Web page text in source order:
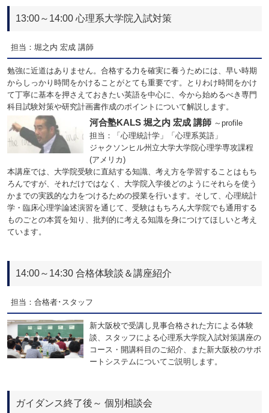
13:00～14:00 心理系大学院入試対策
担当：堀之内 宏成 講師
勉強に近道はありません。合格する力を確実に養うためには、早い時期
からしっかり時間をかけることがとても重要です。とりわけ時間をかけ
て丁寧に基本を押さえておきたい英語を中心に、今から始めるべき専門
科目試験対策や研究計画書作成のポイントについて解説します。
河合塾KALS 堀之内 宏成 講師 ～profile
担当：「心理統計学」「心理系英語」
ジャクソンヒル州立大学大学院心理学専攻課程
(アメリカ)
本講座では、大学院受験に直結する知識、考え方を学習することはもち
ろんですが、それだけではなく、大学院入学後どのようにそれらを使う
かまでの実践的な力をつけるための授業を行います。そして、心理統計
学・臨床心理学論述演習を通じて、受験はもちろん大学院でも通用する
ものごとの本質を知り、批判的に考える知識を身につけてほしいと考え
ています。
14:00～14:30 合格体験談＆講座紹介
担当：合格者･スタッフ
新大阪校で受講し見事合格された方による体験
談、スタッフによる心理系大学院入試対策講座の
コース・開講科目のご紹介、また新大阪校のサポ
ートシステムについてご説明します。
ガイダンス終了後～ 個別相談会